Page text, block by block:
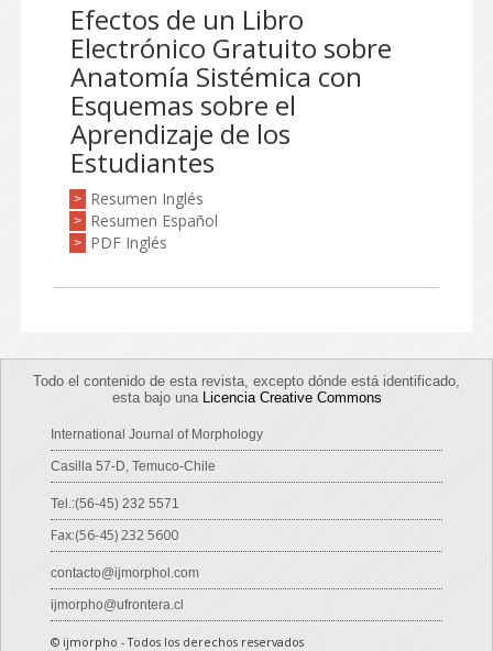
Efectos de un Libro
Electrónico Gratuito sobre
Anatomía Sistémica con
Esquemas sobre el
Aprendizaje de los
Estudiantes
> Resumen Inglés
> Resumen Español
> PDF Inglés
Todo el contenido de esta revista, excepto dónde está identificado,
esta bajo una Licencia Creative Commons
International Journal of Morphology
Casilla 57-D, Temuco-Chile
Tel.:(56-45) 232 5571
Fax:(56-45) 232 5600
contacto@ijmorphol.com
ijmorpho@ufrontera.cl
© ijmorpho - Todos los derechos reservados